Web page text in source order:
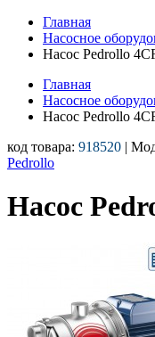
Главная
Насосное
Насос Pedrollo
Главная
Насосное
Насос Pedrollo
код товара: 918520 |
Pedrollo
Насос